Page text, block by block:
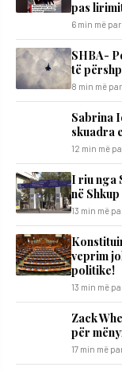
pas
6 min më
SHBA-
të
8 min më
Sabrina
skuadra
12 min më
I riu nga
në
13 min më
veprim
politike!
13 min më
Zack
për
17 min më